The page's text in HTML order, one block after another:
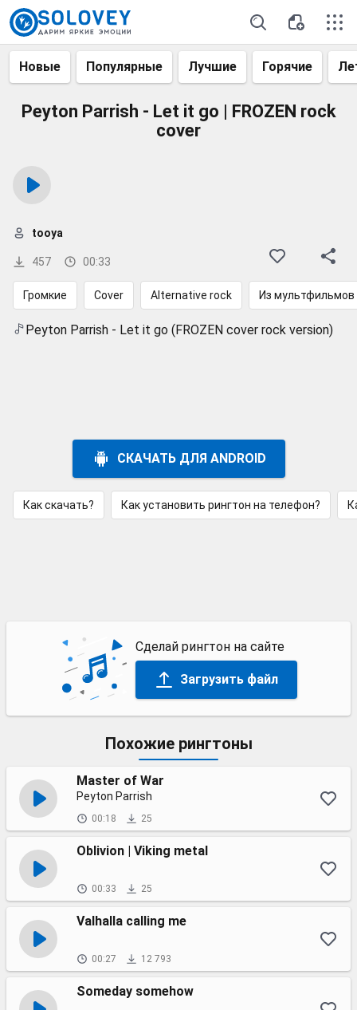
Новые Популярные Лучшие Горячие
Peyton Parrish - Let it go | FROZEN rock
cover
457 00:33
tooya
Громкие Cover Alternative rock Из мультфильмов
Peyton Parrish - Let it go (FROZEN cover rock version)
СКАЧАТЬ ДЛЯ ANDROID
Как скачать? Как установить рингтон на телефон?
Сделай рингтон на сайте
Загрузить файл
Похожие рингтоны
Master of War
Peyton Parrish
00:18 25
Oblivion | Viking metal
00:33 25
Valhalla calling me
00:27 12 793
Someday somehow